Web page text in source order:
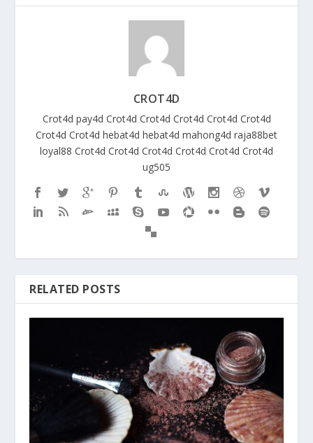
CROT4D
Crot4d pay4d Crot4d Crot4d Crot4d Crot4d Crot4d
Crot4d Crot4d hebat4d hebat4d mahong4d raja88bet
loyal88 Crot4d Crot4d Crot4d Crot4d Crot4d Crot4d
ug505
RELATED POSTS